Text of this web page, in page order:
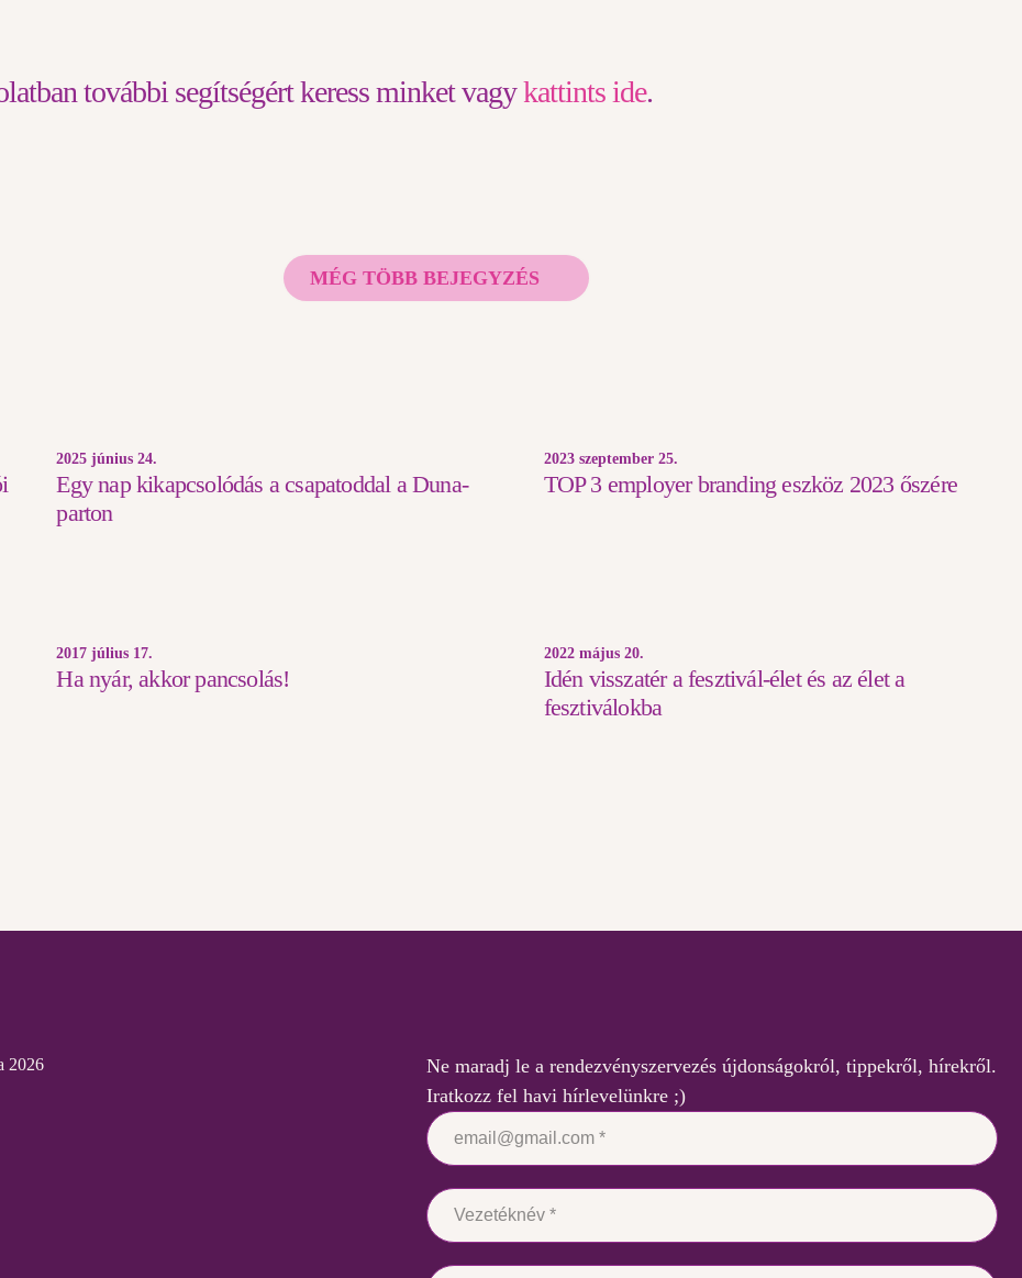
további segítségért keress minket vagykattints ide.
MÉG TÖBB BEJEGYZÉS
2025 június 24.
Egy nap kikapcsolódás a csapatoddal a Duna-
parton
2023 szeptember 25.
TOP 3 employer branding eszköz 2023 őszére
2017 július 17.
Ha nyár, akkor pancsolás!
2022 május 20.
Idén visszatér a fesztivál-élet és az élet a
fesztiválokba
2026
Ne maradj le a rendezvényszervezés újdonságokról, tippekről, hírekről.
Iratkozz fel havi hírlevelünkre ;)